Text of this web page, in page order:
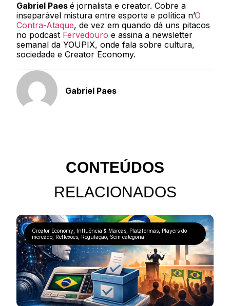
Gabriel Paesé jornalista e creator. Cobre a
inseparável mistura entre esporte e política n’O
Contra-Ataque, de vez em quando dá uns pitacos
no podcast Fervedouro e assina a newsletter
semanal da YOUPIX, onde fala sobre cultura,
sociedade e Creator Economy.
Gabriel Paes
CONTEÚDOS
RELACIONADOS
Creator Economy Influência & Marcas Plataformas Players do
mercado Reflexões Regulação Sem categoria